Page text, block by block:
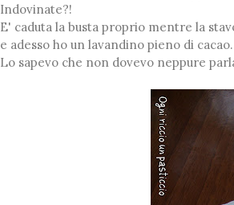
Indovinate?!
E' caduta la busta proprio mentre la
e adesso ho un lavandino pieno di cacao.
Lo sapevo che non dovevo neppure